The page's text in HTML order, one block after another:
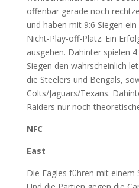
offenbar gerade noch
und haben mit 9:6 Siegen
Nicht-Play-off-Platz. Ein
ausgehen. Dahinter spielen
Siegen den wahrscheinlich
die Steelers und Bengals,
Colts/Jaguars/Texans.
Raiders nur noch
NFC
East
Die Eagles führen mit einem